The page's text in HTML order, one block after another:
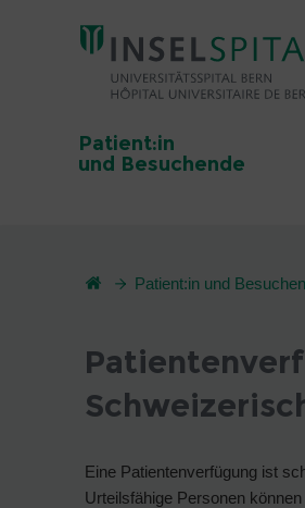
Patient:in
und Besuchende
Patient:in und
Eine Patientenverfügung ist
Urteilsfähige Personen